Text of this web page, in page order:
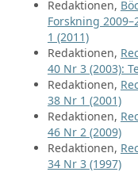
Redaktionen,
Forskning
1 (2011)
Redaktionen,
40 Nr 3 (2003):
Redaktionen,
38 Nr 1 (2001)
Redaktionen,
46 Nr 2 (2009)
Redaktionen,
34 Nr 3 (1997)